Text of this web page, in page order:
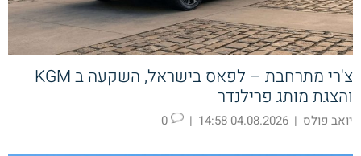
צ'רי מתרחבת – לפאס בישראל, השקעה ב KGM
והצגת מותג פרילנדר
יואב פולס |
04.08.2026 14:58
|